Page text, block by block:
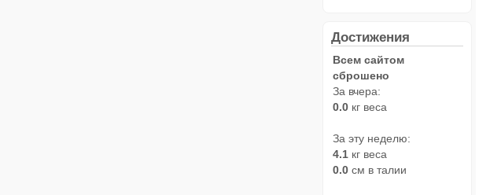
Достижения
Всем сайтом
сброшено
За вчера:
0.0 кг веса
За эту неделю:
4.1 кг веса
0.0 см в талии